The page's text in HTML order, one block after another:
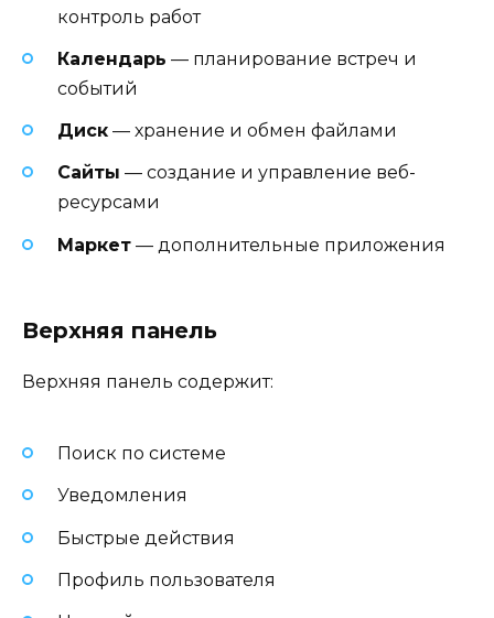
контроль работ
Календарь — планирование встреч и
событий
Диск — хранение и обмен файлами
Сайты — создание и управление веб-
ресурсами
Маркет — дополнительные приложения
Верхняя панель
Верхняя панель содержит:
Поиск по системе
Уведомления
Быстрые действия
Профиль пользователя